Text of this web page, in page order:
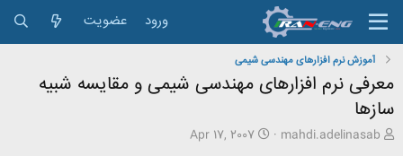
ورود عضویت
آموزش نرم افزارهای مهندسی شیمی
معرفی نرم افزارهای مهندسی شیمی و مقایسه شبیه
سازها
ش
mahdi.adelinasab
تApr 17, 2007